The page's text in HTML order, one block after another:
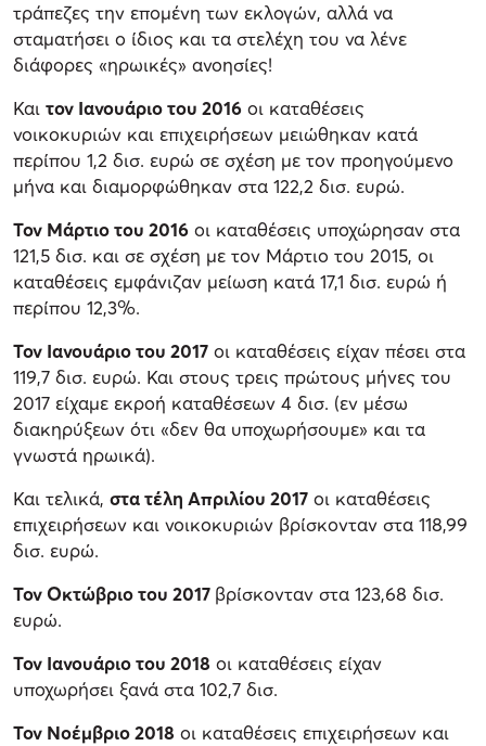
τράπεζες την επομένη των εκλογών, αλλά να
σταματήσει ο ίδιος και τα στελέχη του να λένε
διάφορες «ηρωικές» ανοησίες!
Και τον Ιανουάριο του 2016 οι καταθέσεις
νοικοκυριών και επιχειρήσεων μειώθηκαν κατά
περίπου 1,2 δισ. ευρώ σε σχέση με τον προηγούμενο
μήνα και διαμορφώθηκαν στα 122,2 δισ. ευρώ.
Τον Μάρτιο του 2016 οι καταθέσεις υποχώρησαν στα
121,5 δισ. και σε σχέση με τον Μάρτιο του 2015, οι
καταθέσεις εμφάνιζαν μείωση κατά 17,1 δισ. ευρώ ή
περίπου 12,3%.
Τον Ιανουάριο του 2017 οι καταθέσεις είχαν πέσει στα
119,7 δισ. ευρώ. Και στους τρεις πρώτους μήνες του
2017 είχαμε εκροή καταθέσεων 4 δισ. (εν μέσω
διακηρύξεων ότι «δεν θα υποχωρήσουμε» και τα
γνωστά ηρωικά).
Και τελικά, στα τέλη Απριλίου 2017 οι καταθέσεις
επιχειρήσεων και νοικοκυριών βρίσκονταν στα 118,99
δισ. ευρώ.
Τον Οκτώβριο του 2017 βρίσκονταν στα 123,68 δισ.
ευρώ.
Τον Ιανουάριο του 2018 οι καταθέσεις είχαν
υποχωρήσει ξανά στα 102,7 δισ.
Τον Νοέμβριο 2018 οι καταθέσεις επιχειρήσεων και